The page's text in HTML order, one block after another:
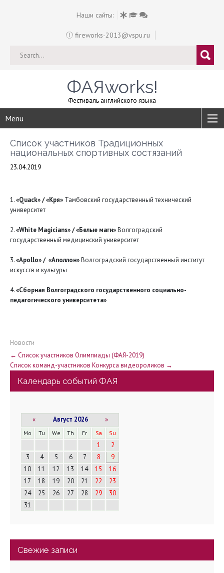
Наши сайты:
fireworks-2013@vspu.ru
ФАЯworks!
Фестиваль английского языка
Menu
Список участников Традиционных
национальных спортивных состязаний
23.04.2019
1.«Quack» / «Кря» Тамбовский государственный технический
университет
2.«White Magicians» / «Белые маги»Волгоградский
государственный медицинский университет
3.«Apollo» / «Аполлон»Волгоградский государственный институт
искусств и культуры
4.«Сборная Волгоградского государственного социально-
педагогического университета»
Новости
Н
а
← Список участников Олимпиады (ФАЯ-2019)
Список команд-участников Конкурса видеороликов →
Календарь событий ФАЯ
« Август 2026 »
Mo Tu We Th Fr Sa Su
1
2
3
4 5 6 7 8
9
10
11 12 13 14 15
16
17
18 19 20 21 22
23
24
25 26 27 28 29
30
31
Свежие записи